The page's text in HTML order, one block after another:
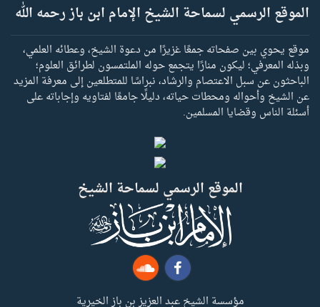
الموقع الرسمي لسماحة الشيخ الإمام ابن باز رحمه الله
موقع يحوي بين صفحاته جمعًا غزيرًا من دعوة الشيخ، وعطائه العلمي،
وبذله المعرفي؛ ليكون منارًا يتجمع حوله الملتمسون لطرائق العلوم؛
الباحثون عن سبل الاعتصام والرشاد، نبراسًا للمتطلعين إلى معرفة المزيد
عن الشيخ وأحواله ومحطات حياته، دليلًا جامعًا لفتاويه وإجاباته على
أسئلة الناس وقضايا المسلمين.
الموقع الرسمي لسماحة الشيخ
مؤسسة الشيخ عبد العزيز بن باز الخيرية